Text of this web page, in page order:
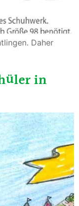
Daher
in